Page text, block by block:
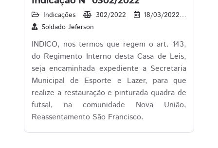
Indicações 302/2022 18/03/2022
Soldado Jeferson
INDICO, nos termos que regem o art. 143,
do Regimento Interno desta Casa de Leis,
seja encaminhada expediente a Secretaria
Municipal de Esporte e Lazer, para que
realize a restauração e pinturada quadra de
futsal, na comunidade Nova União,
Reassentamento São Francisco.